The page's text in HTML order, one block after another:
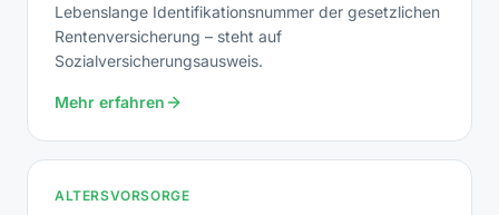
Lebenslange Identifikationsnummer der gesetzlichen
Rentenversicherung – steht auf
Sozialversicherungsausweis.
Mehr erfahren
ALTERSVORSORGE